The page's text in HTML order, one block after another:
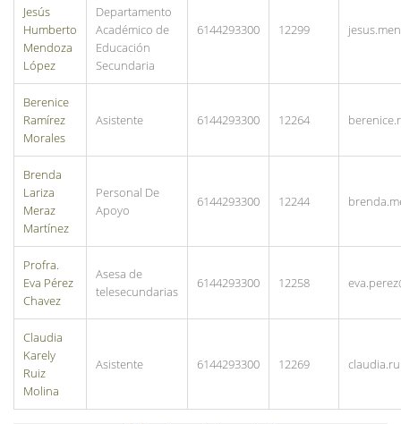
Jesús
Humberto
Mendoza
López
Departamento
Académico de
Educación
Secundaria
6144293300 12299
Berenice
Ramírez
Morales
Asistente 6144293300 12264
Brenda
Lariza
Meraz
Martínez
Personal De
Apoyo
6144293300 12244
Profra.
Eva Pérez
Chavez
Asesa de
telesecundarias
6144293300 12258
Claudia
Karely
Ruiz
Molina
Asistente 6144293300 12269